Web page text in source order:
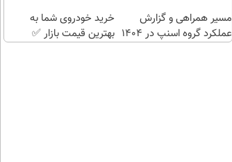
مسیر همراهی و گزارش
عملکرد گروه اسنپ در ۱۴۰۴
خرید خودروی شما به
بهترین قیمت بازار ✅